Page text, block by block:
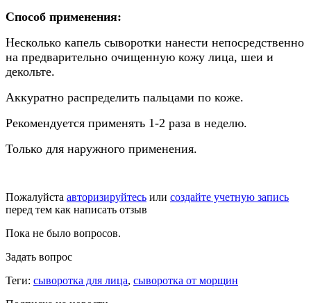
Способ применения:
Несколько капель сыворотки нанести непосредственно
на предварительно очищенную кожу лица, шеи и
декольте.
Аккуратно распределить пальцами по коже.
Рекомендуется применять 1-2 раза в неделю.
Только для наружного применения.
Пожалуйста авторизируйтесь или создайте учетную запись
перед тем как написать отзыв
Пока не было вопросов.
Задать вопрос
Теги: сыворотка для лица, сыворотка от морщин